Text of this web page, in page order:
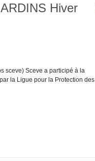
Hiver
sceve) Sceve a participé à la
la Ligue pour la Protection des